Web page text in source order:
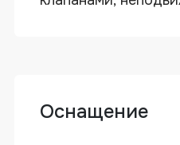
Оснащение